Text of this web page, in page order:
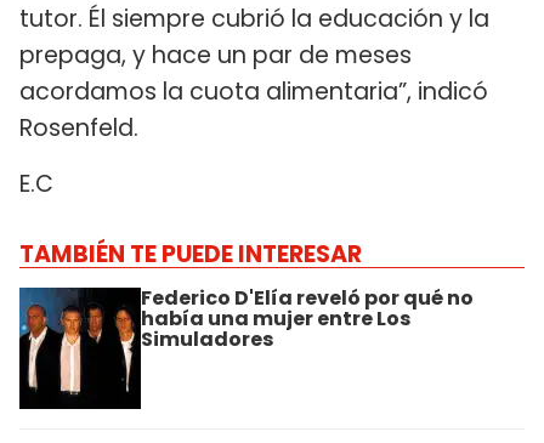
tutor. Él siempre cubrió la educación y la
prepaga, y hace un par de meses
acordamos la cuota alimentaria”, indicó
Rosenfeld.
E.C
TAMBIÉN TE PUEDE INTERESAR
Federico D'Elía reveló por qué no
había una mujer entre Los
Simuladores